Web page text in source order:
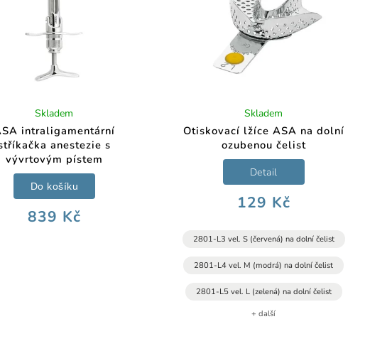
intraligamentární
anestezie s
vývrtovým pístem
Skladem
839 Kč
Do košíku
Otiskovací lžíce ASA na dolní
ozubenou čelist
Skladem
129 Kč
Detail
2801-L3 vel. S (červená) na dolní čelist
2801-L4 vel. M (modrá) na dolní čelist
2801-L5 vel. L (zelená) na dolní čelist
+ další